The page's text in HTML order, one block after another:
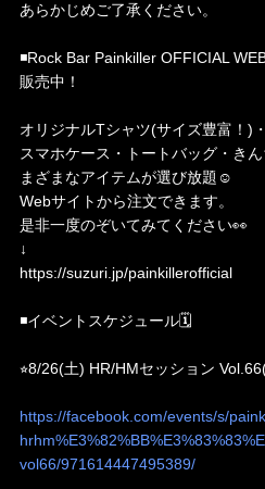
あらかじめご了承ください。
◾️Rock Bar Painkiller OFFICIAL
販売中！
オリジナルTシャツ(サイズ豊富！)
スマホケース・トートバッグ・き
まざまなアイテムが選び放題☺️
Webサイトから注文できます。
是非一度のぞいてみてください👀
↓
https://suzuri.jp/painkillerofficial
◾️イベントスケジュール🗓️
⭐︎8/26(土) HR/HMセッション
https://facebook.com/events/s/
vol66/971614447495389/